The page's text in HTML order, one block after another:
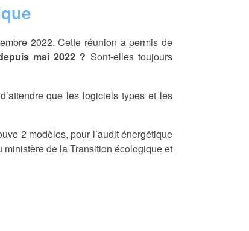
2022. Cette réunion a permis de
mai 2022 ? Sont-elles toujours
que les logiciels types et les
2 modèles, pour l’audit énergétique
ministère de la Transition écologique et